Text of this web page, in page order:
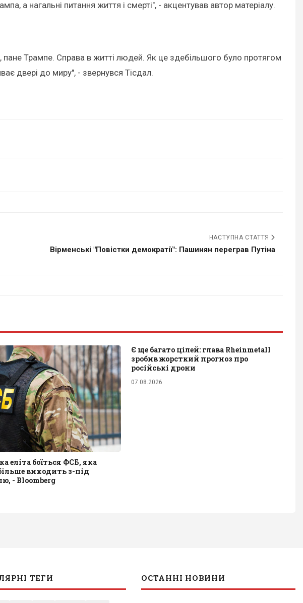
а нагальні питання життя і смерті", - акцентував автор матеріалу.
Трампе. Справа в житті людей. Як це здебільшого було протягом
двері до миру", - звернувся Тісдал.
НАСТУПНА СТАТТЯ
Вірменські "Повістки демократії": Пашинян переграв Путіна
еліта боїться ФСБ, яка
виходить з-під
- Bloomberg
Є ще багато цілей: глава Rheinmetall
зробив жорсткий прогноз про
російські дрони
07.08.2026
ТЕГИ ОСТАННІ НОВИНИ